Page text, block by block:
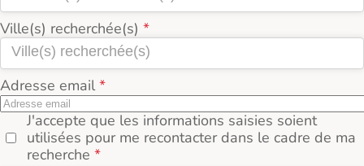
Ville(s) recherchée(s)
Adresse email
J'accepte que les informations saisies soient
utilisées pour me recontacter dans le cadre de ma
recherche